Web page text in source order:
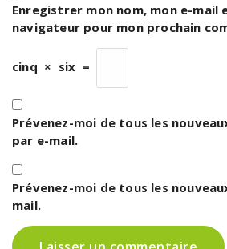
Enregistrer mon nom, mon e-mail
navigateur pour mon prochain
cinq × six =
Prévenez-moi de tous les
par e-mail.
Prévenez-moi de tous les
mail.